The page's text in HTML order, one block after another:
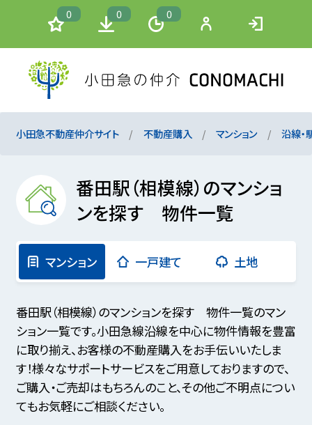
0 0 0
小田急不動産仲介サイト 不動産購入 マンション 沿線・
番田駅（相模線）のマンショ
ンを探す 物件一覧
マンション 一戸建て 土地
番田駅（相模線）のマンションを探す 物件一覧のマン
ション一覧です。小田急線沿線を中心に物件情報を豊富
に取り揃え、お客様の不動産購入をお手伝いいたしま
す！様々なサポートサービスをご用意しておりますので、
ご購入・ご売却はもちろんのこと、その他ご不明点につい
てもお気軽にご相談ください。